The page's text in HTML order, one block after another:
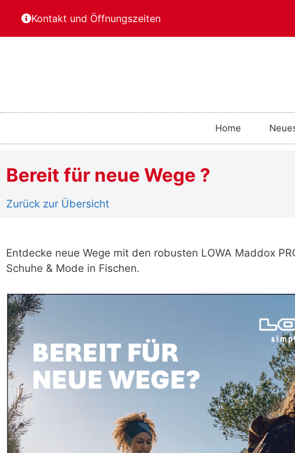
Kontakt und Öffnungszeiten
Home
Bereit für neue Wege ?
Zurück zur Übersicht
Entdecke neue Wege mit den robusten LOWA Maddox
Schuhe & Mode in Fischen.